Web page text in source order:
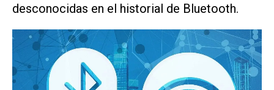
desconocidas en el historial de Bluetooth.